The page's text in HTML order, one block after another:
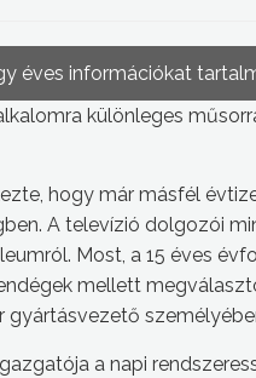
éves információkat
különleges
hogy már másfél
A televízió dolgozói
Most, a 15 éves
mellett
gyártásvezető
a napi